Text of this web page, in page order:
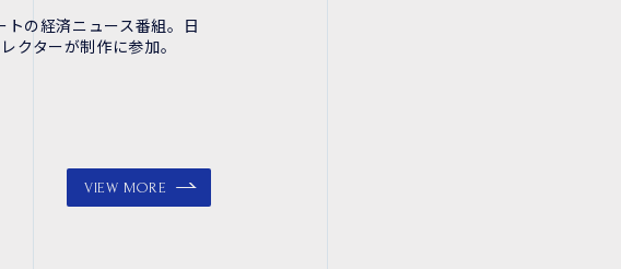
トの経済ニュース番組。日
クターが制作に参加。
VIEW MORE